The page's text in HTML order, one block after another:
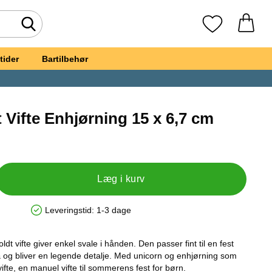
Foretag søgning Mine favoritter
Bartilbehør
Vifte Enhjørning 15 x 6,7 cm
Læg i kurv
Produkttilgængelighed: På lager
Leveringstid: 1-3 dage
vifte giver enkel svale i hånden. Den passer fint til en fest
bliver en legende detalje. Med unicorn og enhjørning som
en manuel vifte til sommerens fest for børn.